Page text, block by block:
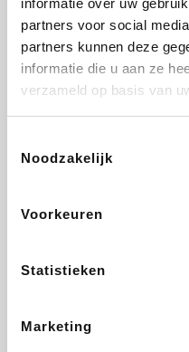
informatie over uw
partners voor social
partners kunnen deze
informatie die u aan ze
verzameld op basis van
Noodzakelijk
Voorkeuren
Statistieken
Marketing
All Accor
DectDirect